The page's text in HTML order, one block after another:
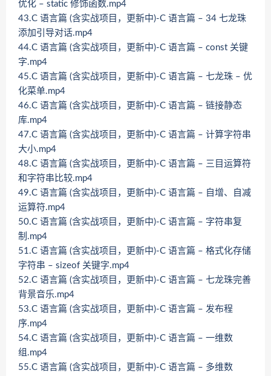
优化 – static 修饰函数.mp4
43.C 语言篇 (含实战项目，更新中)-C 语言篇 – 34 七龙珠
添加引导对话.mp4
44.C 语言篇 (含实战项目，更新中)-C 语言篇 – const 关键
字.mp4
45.C 语言篇 (含实战项目，更新中)-C 语言篇 – 七龙珠 – 优
化菜单.mp4
46.C 语言篇 (含实战项目，更新中)-C 语言篇 – 链接静态
库.mp4
47.C 语言篇 (含实战项目，更新中)-C 语言篇 – 计算字符串
大小.mp4
48.C 语言篇 (含实战项目，更新中)-C 语言篇 – 三目运算符
和字符串比较.mp4
49.C 语言篇 (含实战项目，更新中)-C 语言篇 – 自增、自减
运算符.mp4
50.C 语言篇 (含实战项目，更新中)-C 语言篇 – 字符串复
制.mp4
51.C 语言篇 (含实战项目，更新中)-C 语言篇 – 格式化存储
字符串 – sizeof 关键字.mp4
52.C 语言篇 (含实战项目，更新中)-C 语言篇 – 七龙珠完善
背景音乐.mp4
53.C 语言篇 (含实战项目，更新中)-C 语言篇 – 发布程
序.mp4
54.C 语言篇 (含实战项目，更新中)-C 语言篇 – 一维数
组.mp4
55.C 语言篇 (含实战项目，更新中)-C 语言篇 – 多维数